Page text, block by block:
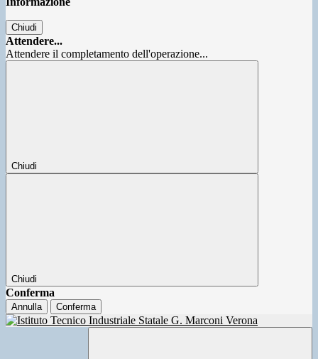
Chiudi
Attendere...
Attendere il completamento dell'operazione...
Chiudi
Chiudi
Conferma
Annulla Conferma